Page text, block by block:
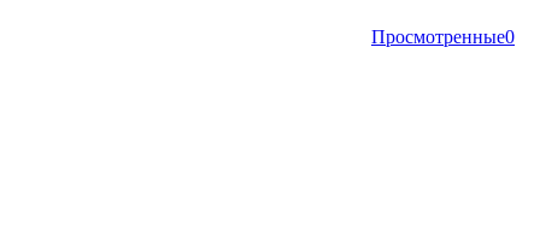
Просмотренные0